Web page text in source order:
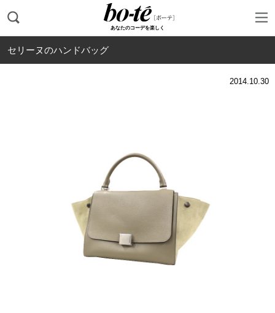
あなたのコーデを楽しく
セリーヌのハンドバッグ
2014.10.30